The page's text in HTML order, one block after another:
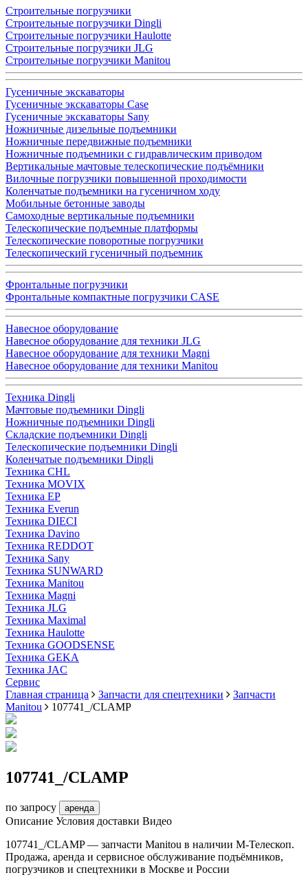
Строительные погрузчики
Строительные погрузчики Dingli
Строительные погрузчики Haulotte
Строительные погрузчики JLG
Строительные погрузчики Manitou
Гусеничные экскаваторы
Гусеничные экскаваторы Case
Гусеничные экскаваторы Sany
Ножничные дизельные подъемники
Ножничные передвижные подъемники
Ножничные подъемники с гидравлическим приводом
Вертикальные мачтовые телескопические подъёмники
Вилочные погрузчики повышенной проходимости
Коленчатые подъемники на гусеничном ходу
Мобильные бетонные заводы
Самоходные вертикальные подъемники
Телескопические подъемные платформы
Телескопические поворотные погрузчики
Телескопический гусеничный подъемник
Фронтальные погрузчики
Фронтальные компактные погрузчики CASE
Навесное оборудование
Навесное оборудование для техники JLG
Навесное оборудование для техники Magni
Навесное оборудование для техники Manitou
Техника Dingli
Мачтовые подъемники Dingli
Ножничные подъемники Dingli
Складские подъемники Dingli
Телескопические подъемники Dingli
Коленчатые подъемники Dingli
Техника CHL
Техника MOVIX
Техника EP
Техника Everun
Техника DIECI
Техника Davino
Техника REDDOT
Техника Sany
Техника SUNWARD
Техника Manitou
Техника Magni
Техника JLG
Техника Maximal
Техника Haulotte
Техника GOODSENSE
Техника GEKA
Техника JAC
Cервис
Главная страница
Запчасти для спецтехники
Запчасти
Manitou
107741_/CLAMP
107741_/CLAMP
по запросу аренда
Описание Условия доставки Видео
107741_/CLAMP — запчасти Manitou в наличии М-Телескоп.
Продажа, аренда и сервисное обслуживание подъёмников,
погрузчиков и спецтехники в Москве и России